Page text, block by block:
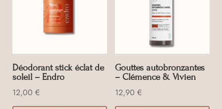
Déodorant stick éclat de
soleil – Endro
12,00 €
Gouttes autobronzantes
– Clémence & Vivien
12,90 €